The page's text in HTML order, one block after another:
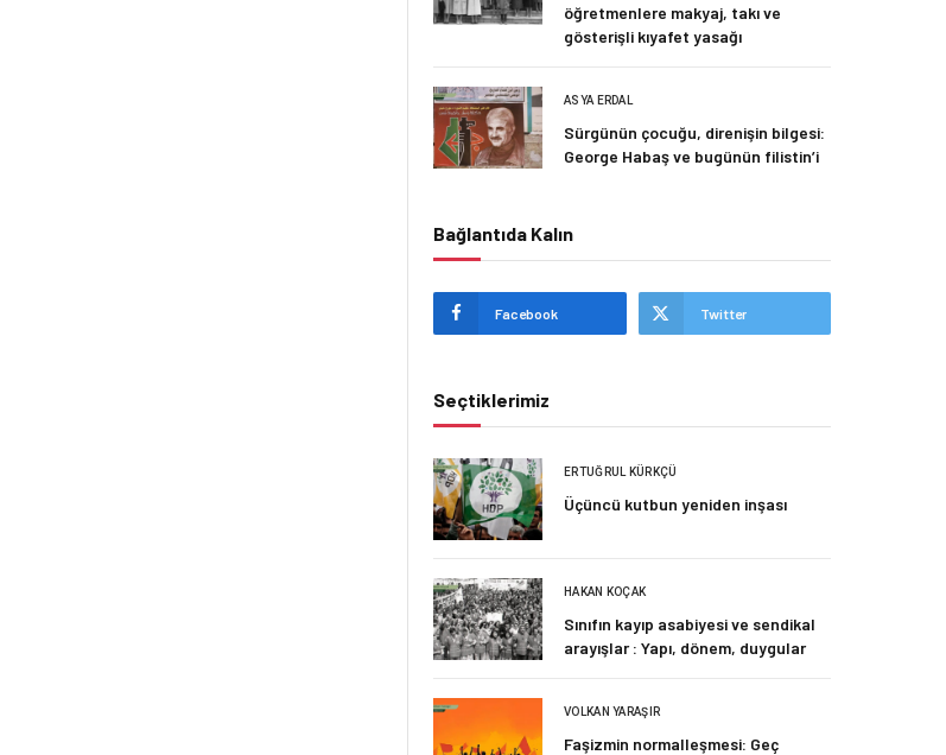
öğretmenlere makyaj, takı ve
gösterişli kıyafet yasağı
ASYA ERDAL
Sürgünün çocuğu, direnişin bilgesi:
George Habaş ve bugünün filistin’i
Bağlantıda Kalın
Facebook Twitter
Seçtiklerimiz
ERTUĞRUL KÜRKÇÜ
Üçüncü kutbun yeniden inşası
HAKAN KOÇAK
Sınıfın kayıp asabiyesi ve sendikal
arayışlar : Yapı, dönem, duygular
VOLKAN YARAŞIR
Faşizmin normalleşmesi: Geç